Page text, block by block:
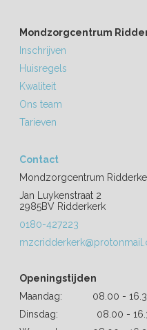
Mondzorgcentrum
Inschrijven
Huisregels
Kwaliteit
Ons team
Tarieven
Contact
Mondzorgcentrum
Jan Luykenstraat 2
2985BV Ridderkerk
0180-427223
Openingstijden
Maandag: 08.00 -
Dinsdag: 08.00 -